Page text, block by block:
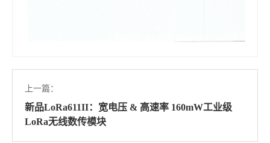
上一篇：
新品LoRa611II：宽电压 & 高速率 160mW工业级
LoRa无线数传模块